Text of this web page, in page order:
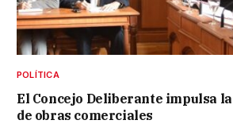
POLÍTICA
El Concejo Deliberante impulsa
de obras comerciales